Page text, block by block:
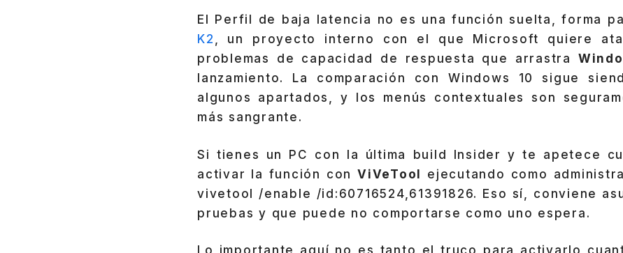
El Perfil de baja latencia no es una función suelta, forma
K2 , un proyecto interno con el que Microsoft quiere
problemas de capacidad de respuesta que arrastra
lanzamiento. La comparación con Windows 10 sigue
algunos apartados, y los menús contextuales son
más sangrante.
Si tienes un PC con la última build Insider y te apetece
activar la función conViVeTool ejecutando como
vivetool /enable /id:60716524,61391826. Eso sí, conviene
pruebas y que puede no comportarse como uno espera.